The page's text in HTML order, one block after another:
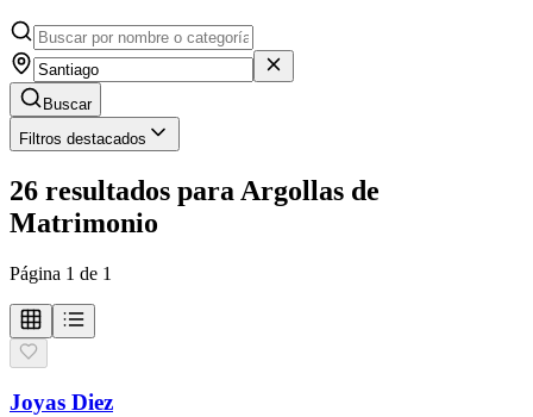
Buscar
Filtros destacados
26 resultados para Argollas de
Matrimonio
Página 1 de 1
Joyas Diez